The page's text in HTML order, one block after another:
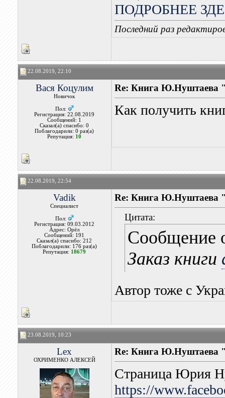
ПОДРОБНЕЕ
Последний раз
22.08.2019, 22:10
Вася Коцулим
Новичок
Пол:
Регистрация: 22.08.2019
Сообщений: 1
Сказал(а) спасибо: 0
Поблагодарили: 0 раз(а)
Репутация: 10
Re: Книга Ю.Нуштаева
Как получить
22.08.2019, 22:54
Vadik
Специалист
Пол:
Регистрация: 09.03.2012
Адрес: Орёл
Сообщений: 191
Сказал(а) спасибо: 212
Поблагодарили: 176 раз(а)
Репутация: 18679
Re: Книга Ю.Нуштаева
Цитата:
Сообщение
Заказ книги
Автор тоже с
23.08.2019, 10:23
Lex
ОХРИМЕНКО АЛЕКСЕЙ
Re: Книга Ю.Нуштаева
Страница Юрия
https://